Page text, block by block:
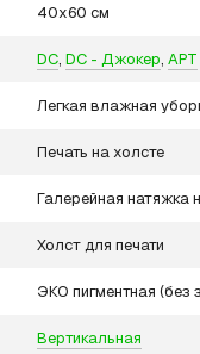
40х60 см
DC, DC - Джокер, АРТ
Легкая влажная
Печать на холсте
Галерейная натяжка
Холст для печати
ЭКО пигментная (без
Вертикальная